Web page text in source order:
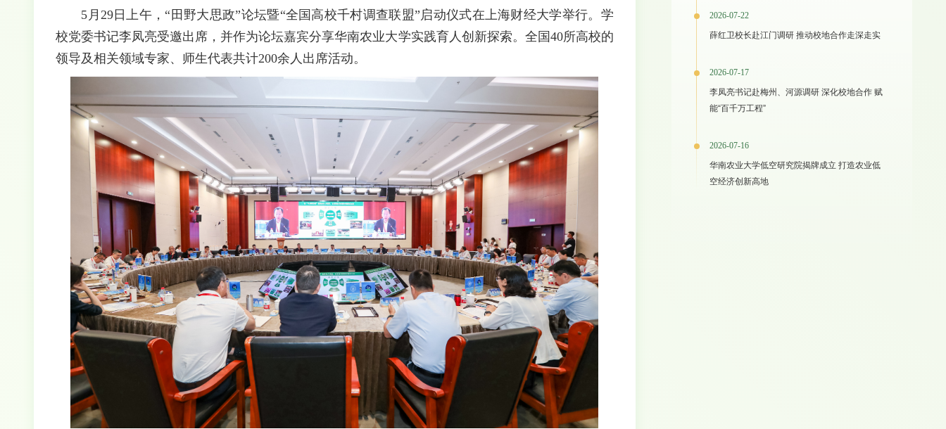
5月29日上午，“田野大思政”论坛暨“全国高校千村调查联盟”启动仪式在上海财经大学举行。学
校党委书记李凤亮受邀出席，并作为论坛嘉宾分享华南农业大学实践育人创新探索。全国40所高校的
领导及相关领域专家、师生代表共计200余人出席活动。
2026-07-22
薛红卫校长赴江门调研 推动校地合作走深走实
2026-07-17
李凤亮书记赴梅州、河源调研 深化校地合作 赋
能“百千万工程”
2026-07-16
华南农业大学低空研究院揭牌成立 打造农业低
空经济创新高地